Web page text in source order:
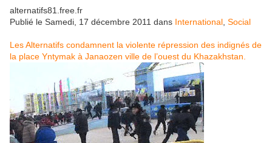
alternatifs81.free.fr
Publié le Samedi, 17 décembre 2011 dans International Social
Les Alternatifs condamnent la violente répression des indignés de
la place Yntymak à Janaozen ville de l’ouest du Khazakhstan.